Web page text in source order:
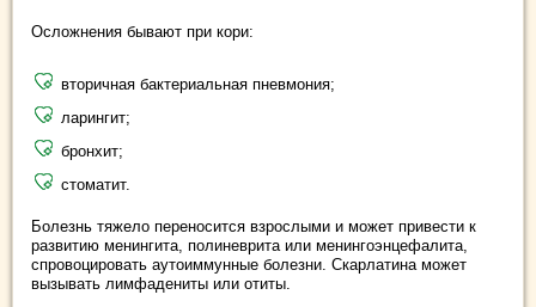
Осложнения бывают при кори:
вторичная бактериальная пневмония;
ларингит;
бронхит;
стоматит.
Болезнь тяжело переносится взрослыми и может привести к
развитию менингита, полиневрита или менингоэнцефалита,
спровоцировать аутоиммунные болезни. Скарлатина может
вызывать лимфадениты или отиты.